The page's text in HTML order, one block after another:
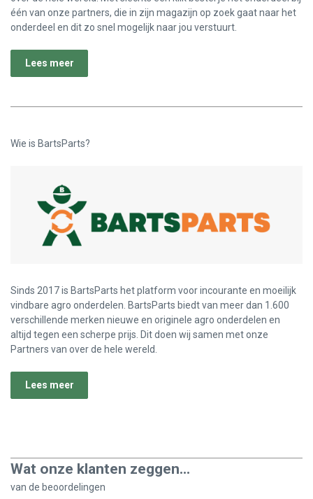
één van onze partners, die in zijn magazijn op zoek gaat naar het
onderdeel en dit zo snel mogelijk naar jou verstuurt.
Lees meer
Wie is BartsParts?
Sinds 2017 is BartsParts het platform voor incourante en moeilijk
vindbare agro onderdelen. BartsParts biedt van meer dan 1.600
verschillende merken nieuwe en originele agro onderdelen en
altijd tegen een scherpe prijs. Dit doen wij samen met onze
Partners van over de hele wereld.
Lees meer
Wat onze klanten zeggen...
van de beoordelingen